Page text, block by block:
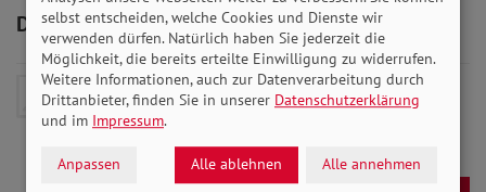
Downloads zum Artikel
Gemeinsame Erklärung des
Ratschlag Kinderarmut zur
Bundestagswahl 2021
selbst entscheiden, welche Cookies und Dienste wir
verwenden dürfen. Natürlich haben Sie jederzeit die
Möglichkeit, die bereits erteilte Einwilligung zu widerrufen.
Weitere Informationen, auch zur Datenverarbeitung durch
Drittanbieter, finden Sie in unserer Datenschutzerklärung
und im Impressum.
Anpassen Alle ablehnen Alle annehmen